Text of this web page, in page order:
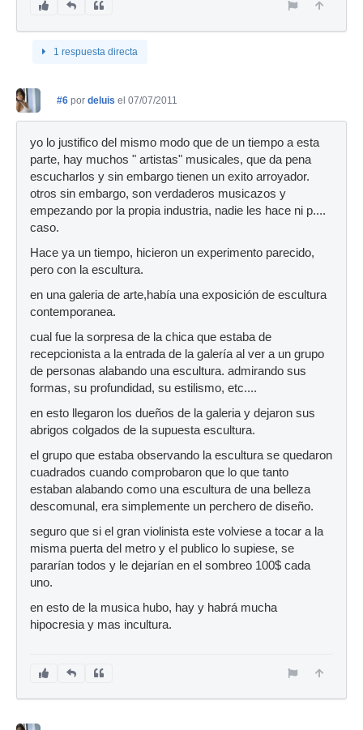
1 respuesta directa
#6 por deluis el 07/07/2011
yo lo justifico del mismo modo que de un tiempo a esta
parte, hay muchos " artistas" musicales, que da pena
escucharlos y sin embargo tienen un exito arroyador.
otros sin embargo, son verdaderos musicazos y
empezando por la propia industria, nadie les hace ni p....
caso.
Hace ya un tiempo, hicieron un experimento parecido,
pero con la escultura.
en una galeria de arte,había una exposición de escultura
contemporanea.
cual fue la sorpresa de la chica que estaba de
recepcionista a la entrada de la galería al ver a un grupo
de personas alabando una escultura. admirando sus
formas, su profundidad, su estilismo, etc....
en esto llegaron los dueños de la galeria y dejaron sus
abrigos colgados de la supuesta escultura.
el grupo que estaba observando la escultura se quedaron
cuadrados cuando comprobaron que lo que tanto
estaban alabando como una escultura de una belleza
descomunal, era simplemente un perchero de diseño.
seguro que si el gran violinista este volviese a tocar a la
misma puerta del metro y el publico lo supiese, se
pararían todos y le dejarían en el sombreo 100$ cada
uno.
en esto de la musica hubo, hay y habrá mucha
hipocresia y mas incultura.